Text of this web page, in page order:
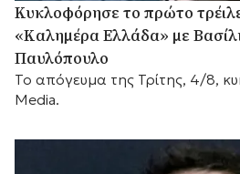
Κυκλοφόρησε το πρώτο
«Καλημέρα Ελλάδα» με
Παυλόπουλο
Το απόγευμα της Τρίτης, 4/8,
Media.